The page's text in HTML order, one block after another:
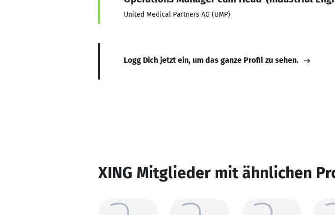
United Medical Partners AG (UMP)
Logg Dich jetzt ein, um das ganze Profil zu sehen.
XING Mitglieder mit ähnlichen